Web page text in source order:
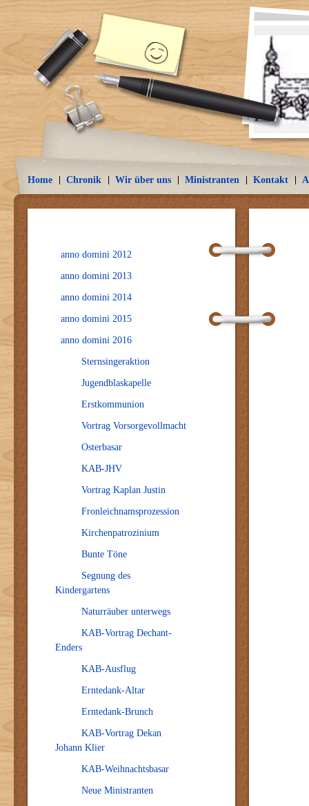
Home Chronik Wir über uns Ministranten Kontakt
anno domini 2012
anno domini 2013
anno domini 2014
anno domini 2015
anno domini 2016
Sternsingeraktion
Jugendblaskapelle
Erstkommunion
Vortrag Vorsorgevollmacht
Osterbasar
KAB-JHV
Vortrag Kaplan Justin
Fronleichnamsprozession
Kirchenpatrozinium
Bunte Töne
Segnung des
Kindergartens
Naturräuber unterwegs
KAB-Vortrag Dechant-
Enders
KAB-Ausflug
Erntedank-Altar
Erntedank-Brunch
KAB-Vortrag Dekan
Johann Klier
KAB-Weihnachtsbasar
Neue Ministranten